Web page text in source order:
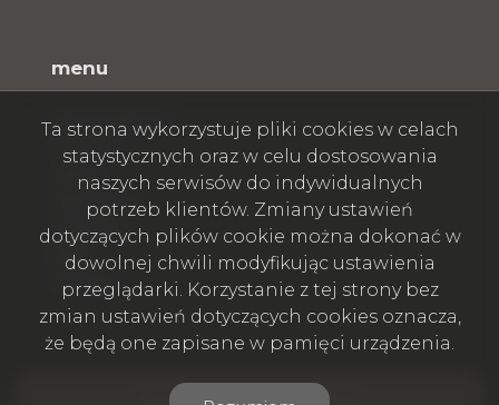
menu
Strona główna
O firmie
Oferty
Zgłoszenia
Ulubione
Blog
Kontakt
Ta strona wykorzystuje pliki cookies w celach
statystycznych oraz w celu dostosowania
naszych serwisów do indywidualnych
potrzeb klientów. Zmiany ustawień
dotyczących plików cookie można dokonać w
dowolnej chwili modyfikując ustawienia
przeglądarki. Korzystanie z tej strony bez
zmian ustawień dotyczących cookies oznacza,
że będą one zapisane w pamięci urządzenia.